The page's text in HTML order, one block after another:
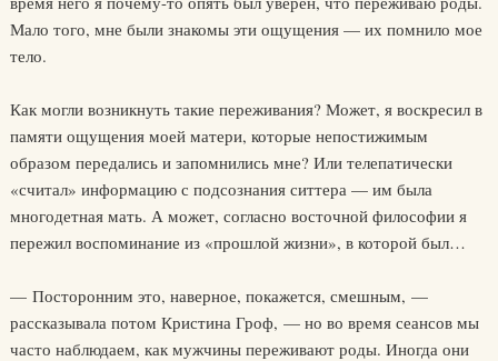
Мало того, мне были знакомы эти ощущения — их помнило мое
тело.
Как могли возникнуть такие переживания? Может, я воскресил в
памяти ощущения моей матери, которые непостижимым
образом передались и запомнились мне? Или телепатически
«считал» информацию с подсознания ситтера — им была
многодетная мать. А может, согласно восточной философии я
пережил воспоминание из «прошлой жизни», в которой был…
— Посторонним это, наверное, покажется, смешным, —
рассказывала потом Кристина Гроф, — но во время сеансов мы
часто наблюдаем, как мужчины переживают роды. Иногда они